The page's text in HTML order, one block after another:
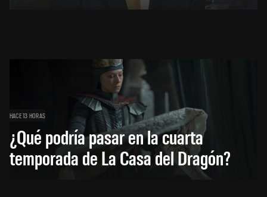
HACE 13 HORAS
¿Qué podría pasar en la cuarta
temporada de La Casa del Dragón?